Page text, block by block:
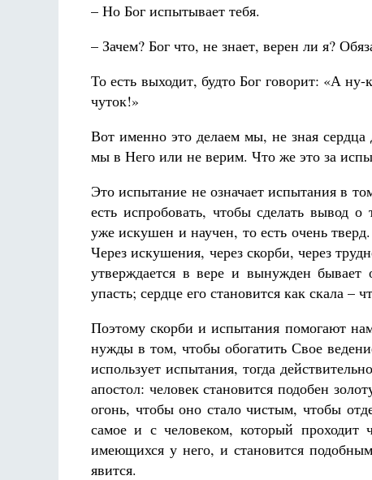
– Но Бог испытывает тебя.
– Зачем? Бог что, не знает, верен ли я?
То есть выходит, будто Бог говорит: «А
чуток!»
Вот именно это делаем мы, не зная сердца
мы в Него или не верим. Что же это за
Это испытание не означает испытания в
есть испробовать, чтобы сделать вывод
уже искушен и научен, то есть очень
Через искушения, через скорби, через
утверждается в вере и вынужден бывает
упасть; сердце его становится как скала –
Поэтому скорби и испытания помогают
нужды в том, чтобы обогатить Свое
использует испытания, тогда
апостол: человек становится подобен
огонь, чтобы оно стало чистым, чтобы
самое и с человеком, который проходит
имеющихся у него, и становится
явится.